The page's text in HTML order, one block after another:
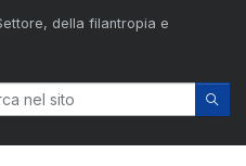
della filantropia e